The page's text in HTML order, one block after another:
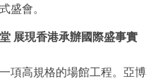
盛會。
展現香港承辦國際盛事實
項高規格的場館工程。亞博